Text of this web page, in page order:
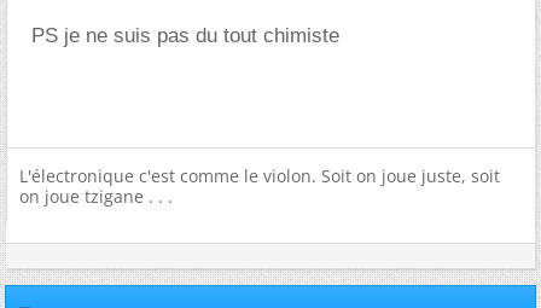
PS je ne suis pas du tout chimiste
L'électronique c'est comme le violon. Soit on joue juste, soit
on joue tzigane . . .